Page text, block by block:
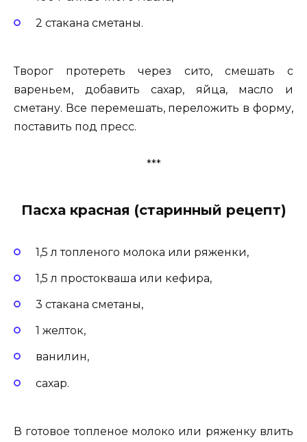
2 стакана сметаны.
Творог протереть через сито, смешать с
вареньем, добавить сахар, яйца, масло и
сметану. Все перемешать, переложить в форму,
поставить под пресс.
***
Пасха красная (старинный рецепт)
1,5 л топленого молока или ряженки,
1,5 л простокваша или кефира,
3 стакана сметаны,
1 желток,
ванилин,
сахар.
В готовое топленое молоко или ряженку влить